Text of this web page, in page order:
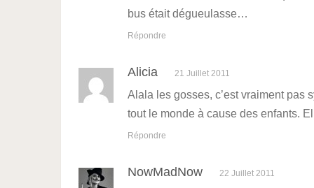
bus était dégueulasse…
Répondre
Alicia 21 Juillet 2011
Alala les gosses, c’est vraiment pas
tout le monde à cause des enfants.
Répondre
NowMadNow 22 Juillet 2011